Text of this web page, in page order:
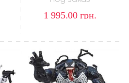
1 995.00 грн.